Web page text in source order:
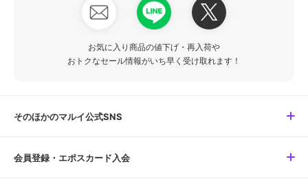
お気に入り商品の値下げ・再入荷や
おトクなセール情報がいち早く受け取れます！
そのほかのマルイ公式SNS
会員登録・エポスカード入会